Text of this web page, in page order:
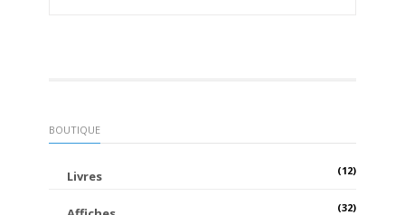
7,00€
BOUTIQUE
Livres (12)
(32)